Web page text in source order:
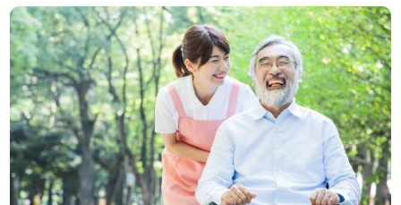
保健施設での勤務経験は問いません。幅広い年代層の職員
様が活躍中！住宅手当、食事手当等の手厚い福利厚生、職
員様同士の抜群のチームワーク、収入アップを目指せる給
与制度/人事考課も働くあなたのモチベーションに！『ご利
用者様のお役に立ちたい、資格/経験を活かしたい』『やり
がいを感じながら働きたい』『働きながらキャリアアップ
を目指したい』『公正な評価基準のある職場で働きたい』
『モチベーション高く働きたい』『施設形態や環境を変え
て仕事をしたい』等の方も大歓迎です。募集詳細等、担当
コンサルタントよりご案内します。お問い合わせも遠慮な
くお願いします。